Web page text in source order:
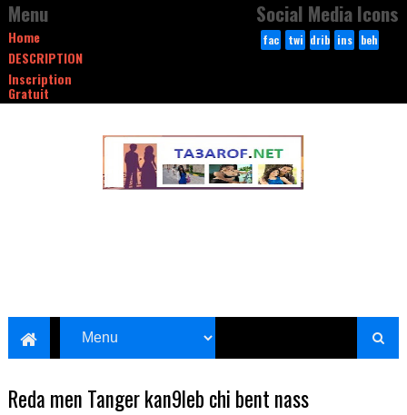
Menu
Home
DESCRIPTION
Inscription
Gratuit
Social Media Icons
fac
twi drib ins
beh
Reda men Tanger kan9leb chi bent nass